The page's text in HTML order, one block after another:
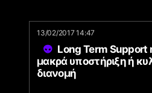
13/02/2017 14:47
Long Term Support
μακρά υποστήριξη ή
διανομή